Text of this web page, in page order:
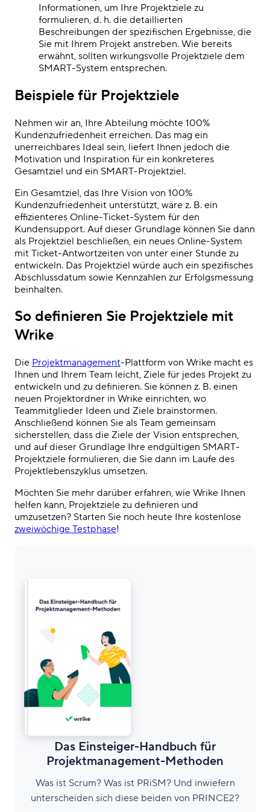
Informationen, um Ihre Projektziele zu
formulieren, d. h. die detaillierten
Beschreibungen der spezifischen Ergebnisse, die
Sie mit Ihrem Projekt anstreben. Wie bereits
erwähnt, sollten wirkungsvolle Projektziele dem
SMART-System entsprechen.
Beispiele für Projektziele
Nehmen wir an, Ihre Abteilung möchte 100%
Kundenzufriedenheit erreichen. Das mag ein
unerreichbares Ideal sein, liefert Ihnen jedoch die
Motivation und Inspiration für ein konkreteres
Gesamtziel und ein SMART-Projektziel.
Ein Gesamtziel, das Ihre Vision von 100%
Kundenzufriedenheit unterstützt, wäre z. B. ein
effizienteres Online-Ticket-System für den
Kundensupport. Auf dieser Grundlage können Sie dann
als Projektziel beschließen, ein neues Online-System
mit Ticket-Antwortzeiten von unter einer Stunde zu
entwickeln. Das Projektziel würde auch ein spezifisches
Abschlussdatum sowie Kennzahlen zur Erfolgsmessung
beinhalten.
So definieren Sie Projektziele mit
Wrike
Die Projektmanagement-Plattform von Wrike macht es
Ihnen und Ihrem Team leicht, Ziele für jedes Projekt zu
entwickeln und zu definieren. Sie können z. B. einen
neuen Projektordner in Wrike einrichten, wo
Teammitglieder Ideen und Ziele brainstormen.
Anschließend können Sie als Team gemeinsam
sicherstellen, dass die Ziele der Vision entsprechen,
und auf dieser Grundlage Ihre endgültigen SMART-
Projektziele formulieren, die Sie dann im Laufe des
Projektlebenszyklus umsetzen.
Möchten Sie mehr darüber erfahren, wie Wrike Ihnen
helfen kann, Projektziele zu definieren und
umzusetzen? Starten Sie noch heute Ihre kostenlose
zweiwöchige Testphase!
Das Einsteiger-Handbuch für
Projektmanagement-Methoden
Was ist Scrum? Was ist PRiSM? Und inwiefern
unterscheiden sich diese beiden von PRINCE2?